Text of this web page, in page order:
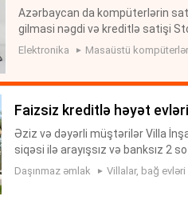
Azərbaycan da kompüterlərin
gilmasi nəgdi və kreditlə satişi
ymetlərlə 3000 azn qeder kredit
Elektronika Masaüstü kompüterlər
faizsiz kreditlə həyət
Əziz və dəyərli müştərilər Villa
siqəsi ilə arayışsız və banksız 2
üştərinin zövqünə uyğun dizayın
Daşınmaz əmlak Villalar, bağ evləri